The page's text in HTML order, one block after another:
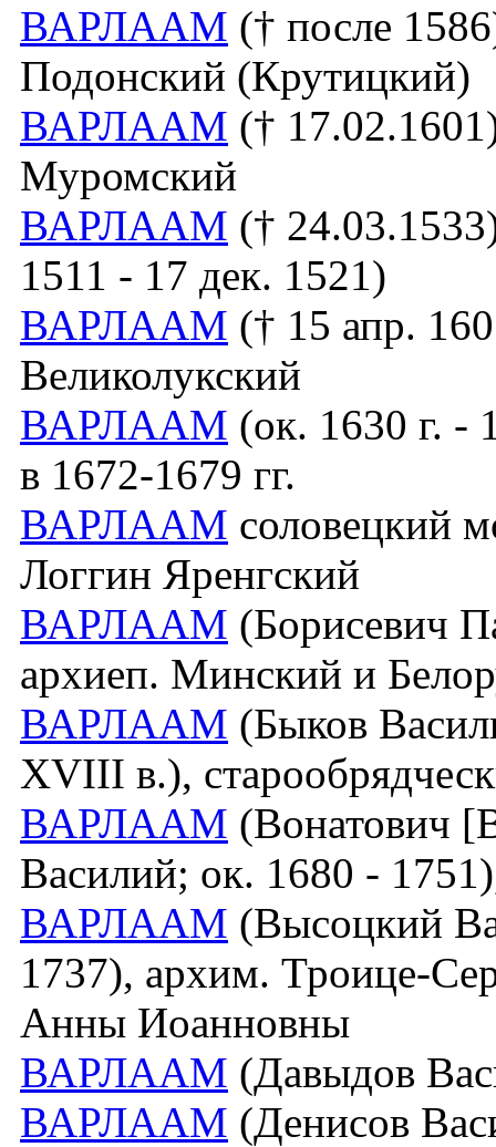
ВАРЛААМ († после
Подонский (Крутицкий)
ВАРЛААМ (†
Муромский
ВАРЛААМ (†
1511 - 17 дек. 1521)
ВАРЛААМ († 15 апр.
Великолукский
ВАРЛААМ (ок. 1630 г. -
в 1672-1679 гг.
ВАРЛААМ соловецкий
Логгин Яренгский
ВАРЛААМ (Борисевич
архиеп. Минский и
ВАРЛААМ (Быков
XVIII в.),
ВАРЛААМ (Вонатович
Василий; ок. 1680 -
ВАРЛААМ (Высоцкий
1737), архим. Троице-
Анны Иоанновны
ВАРЛААМ (Давыдов
ВАРЛААМ (Денисов